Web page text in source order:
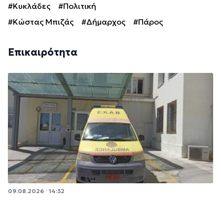
#Κυκλάδες
#Πολιτική
#Κώστας Μπιζάς
#Δήμαρχος #Πάρος
Επικαιρότητα
09.08.2026 · 14:32